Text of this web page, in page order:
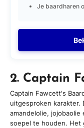
Je baardharen
2. Captain
Captain Fawcett's
uitgesproken karakter.
amandelolie,
soepel te houden. Het